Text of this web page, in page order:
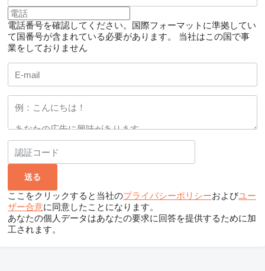
電話番号を確認してください。国際フォーマットに準拠してい
て国番号が含まれている必要があります。
当社はこの国で事
業をしておりません
ここをクリックすると当社のプライバシーポリシーおよびユー
ザー合意に同意したことになります。
あなたの個人データはあなたの要求に回答を提供するために加
工されます。